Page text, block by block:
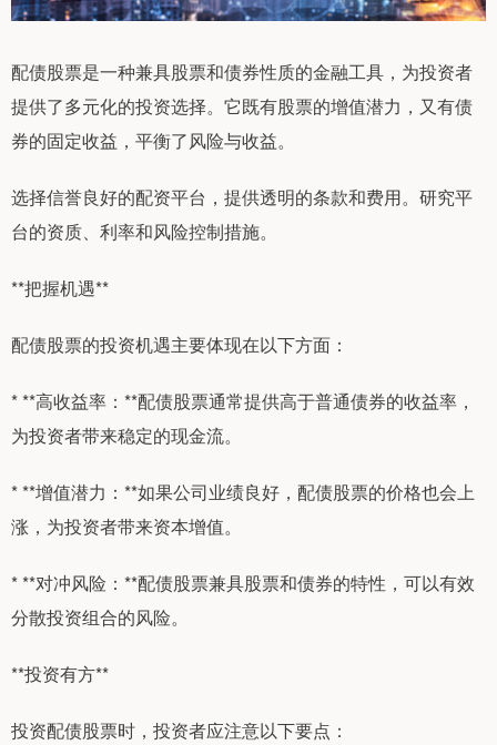
配债股票是一种兼具股票和债券性质的金融工具，为投资者
提供了多元化的投资选择。它既有股票的增值潜力，又有债
券的固定收益，平衡了风险与收益。
选择信誉良好的配资平台，提供透明的条款和费用。研究平
台的资质、利率和风险控制措施。
**把握机遇**
配债股票的投资机遇主要体现在以下方面：
* **高收益率：**配债股票通常提供高于普通债券的收益率，
为投资者带来稳定的现金流。
* **增值潜力：**如果公司业绩良好，配债股票的价格也会上
涨，为投资者带来资本增值。
* **对冲风险：**配债股票兼具股票和债券的特性，可以有效
分散投资组合的风险。
**投资有方**
投资配债股票时，投资者应注意以下要点：